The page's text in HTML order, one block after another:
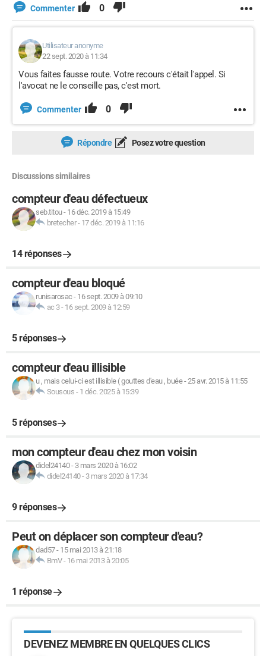
Commenter 0
Utilisateur anonyme
22 sept. 2020 à 11:34
Vous faites fausse route. Votre recours c'était l'appel. Si
l'avocat ne le conseille pas, c'est mort.
Commenter 0
Répondre Posez votre question
Discussions similaires
compteur d'eau défectueux
seb.titou- 16 déc. 2019 à 15:49
bretecher- 17 déc. 2019 à 11:16
14 réponses
compteur d'eau bloqué
runisarosac - 16 sept. 2009 à 09:10
ac 3- 16 sept. 2009 à 12:59
5 réponses
compteur d'eau illisible
u , mais celui-ci est illisible ( gouttes d'eau , buée-25 avr. 2015 à 11:55
Sousous - 1 déc. 2025 à 15:39
5 réponses
mon compteur d'eau chez mon voisin
didel24140- 3 mars 2020 à 16:02
didel24140- 3 mars 2020 à 17:34
9 réponses
Peut on déplacer son compteur d'eau?
dad57- 15 mai 2013 à 21:18
BmV- 16 mai 2013 à 20:05
1 réponse
DEVENEZ MEMBRE EN QUELQUES CLICS